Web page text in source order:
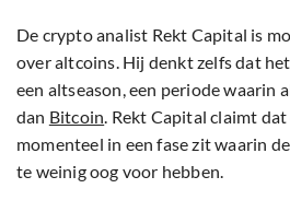
De crypto analist Rekt Capital is
over altcoins. Hij denkt zelfs dat
een altseason, een periode waarin
dan Bitcoin. Rekt Capital claimt
momenteel in een fase zit waarin
te weinig oog voor hebben.